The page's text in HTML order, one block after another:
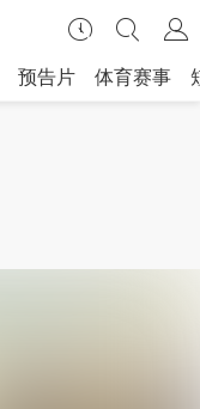
预告片 体育赛事